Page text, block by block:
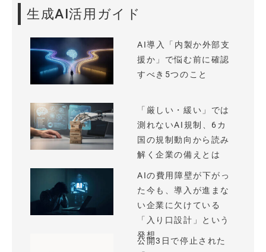
生成AI活用ガイド
AI導入「内製か外部支
援か」で悩む前に確認
すべき5つのこと
「厳しい・緩い」では
測れないAI規制、6カ
国の規制動向から読み
解く企業の備えとは
AIの費用障壁が下がっ
た今も、導入が進まな
い企業に欠けている
「入り口設計」という
発想
公開3日で停止された